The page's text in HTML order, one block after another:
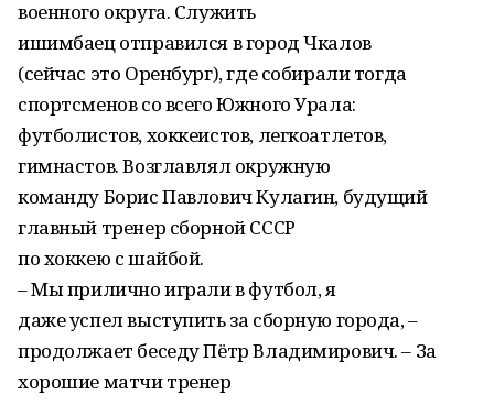
военного округа. Служить
ишимбаец отправился в город Чкалов
(сейчас это Оренбург), где собирали тогда
спортсменов со всего Южного Урала:
футболистов, хоккеистов, легкоатлетов,
гимнастов. Возглавлял окружную
команду Борис Павлович Кулагин, будущий
главный тренер сборной СССР
по хоккею с шайбой.
– Мы прилично играли в футбол, я
даже успел выступить за сборную города, –
продолжает беседу Пётр Владимирович. – За
хорошие матчи тренер